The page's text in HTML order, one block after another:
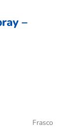
–
Frasco